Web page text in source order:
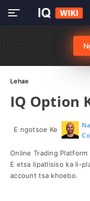
Lehae
IQ Option
E ngotsoe Ke
Online Trading
E etsa lipatlisiso ka li-
account tsa khoebo.